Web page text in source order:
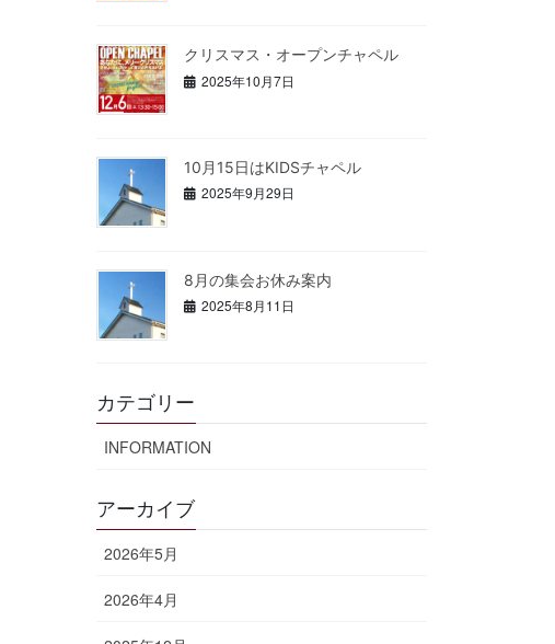
クリスマス・オープンチャペル
2025年10月7日
10月15日はKIDSチャペル
2025年9月29日
8月の集会お休み案内
2025年8月11日
カテゴリー
INFORMATION
アーカイブ
2026年5月
2026年4月